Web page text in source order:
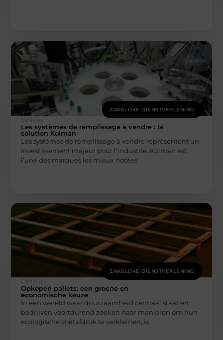
ZAKELIJKE DIENSTVERLENING
Carlinks
Les systèmes de remplissage à vendre : la
solution Kolman
Les systèmes de remplissage à vendre représentent un
investissement majeur pour l’industrie. Kolman est
l’une des marques les mieux notées
ZAKELIJKE DIENSTVERLENING
Carlinks
Opkopen pallets: een groene en
economische keuze
In een wereld waar duurzaamheid centraal staat en
bedrijven voortdurend zoeken naar manieren om hun
ecologische voetafdruk te verkleinen, is